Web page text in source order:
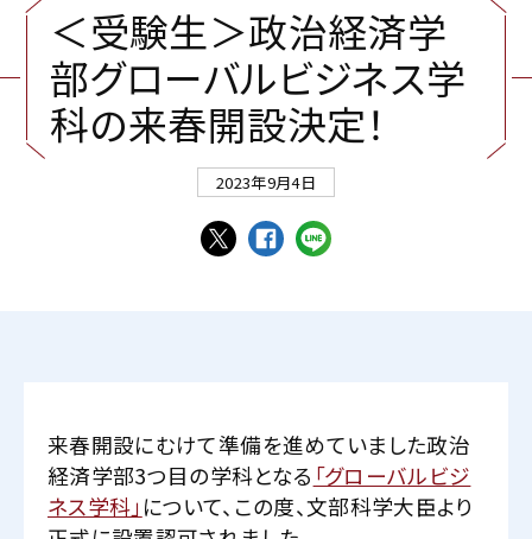
＜受験生＞政治経済学
部グローバルビジネス学
科の来春開設決定！
2023年9月4日
来春開設にむけて準備を進めていました政治
経済学部3つ目の学科となる 「グローバルビジ
ネス学科」 について、この度、文部科学大臣より